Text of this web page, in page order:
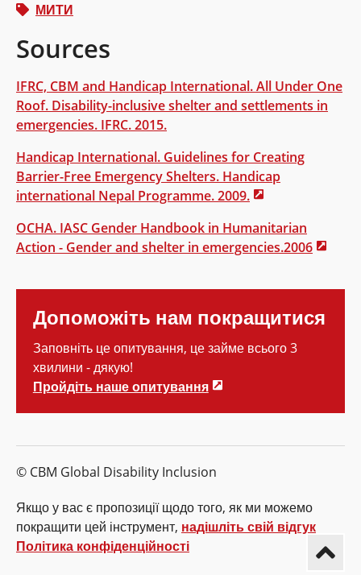
МИТИ
Sources
IFRC, CBM and Handicap International. All Under One
Roof. Disability-inclusive shelter and settlements in
emergencies. IFRC. 2015.
Handicap International. Guidelines for Creating
Barrier-Free Emergency Shelters. Handicap
international Nepal Programme. 2009.
OCHA. IASC Gender Handbook in Humanitarian
Action - Gender and shelter in emergencies.2006
Допоможіть нам покращитися
Заповніть це опитування, це займе всього 3
хвилини - дякую!
Пройдіть наше опитування
© CBM Global Disability Inclusion
Якщо у вас є пропозиції щодо того, як ми можемо
покращити цей інструмент, надішліть свій відгук
Політика конфіденційності